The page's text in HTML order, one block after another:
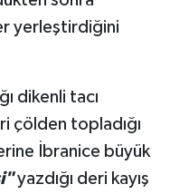
yerleştirdiğini
dikenli tacı
çölden topladığı
İbranice büyük
yazdığı deri kayış